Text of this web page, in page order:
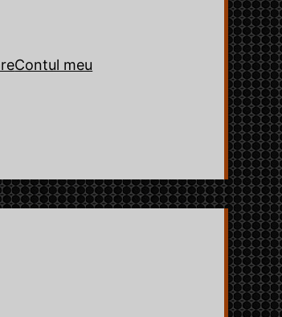
Contul meu